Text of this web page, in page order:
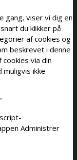
gang, viser vi dig en
du klikker på
af cookies og
beskrevet i denne
via din
ikke
Administrer